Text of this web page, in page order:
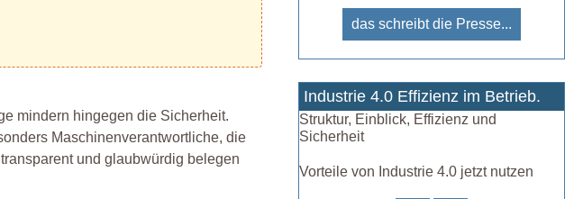
mindern hingegen die Sicherheit.
Maschinenverantwortliche, die
und glaubwürdig belegen
das schreibt die Presse...
Industrie 4.0 Effizienz im Betrieb.
Struktur, Einblick, Effizienz und
Sicherheit
Vorteile von Industrie 4.0 jetzt nutzen